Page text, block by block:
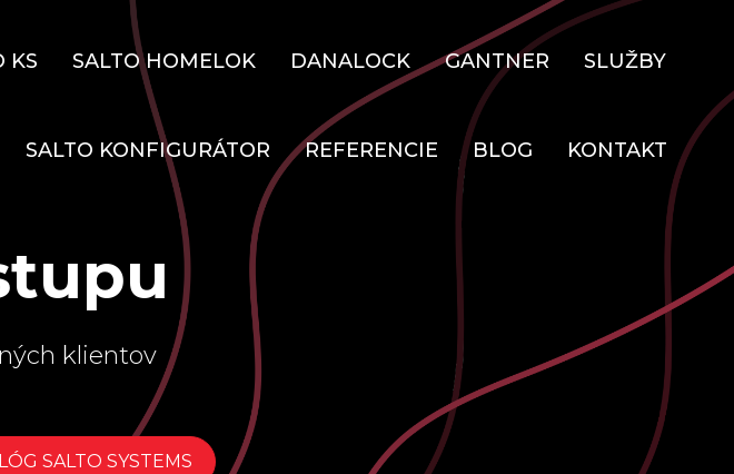
KS SALTO HOMELOK DANALOCK GANTNER SLUŽBY
SALTO KONFIGURÁTOR REFERENCIE BLOG KONTAKT
klientov
SALTO SYSTEMS